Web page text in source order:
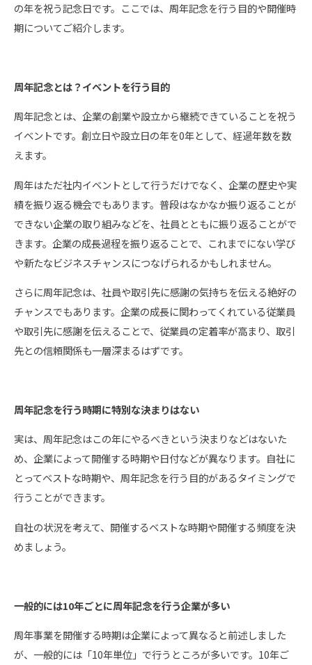
の年を祝う記念日です。ここでは、周年記念を行う目的や開催時
期についてご紹介します。
周年記念とは？イベントを行う目的
周年記念とは、企業の創業や設立から継続できていることを祝う
イベントです。創立日や設立日の年を0年として、経過年数を数
えます。
周年はただ社内イベントとして行うだけでなく、企業の歴史や実
績を振り返る機会でもあります。普段はなかなか振り返ることが
できない企業の取り組みなどを、社員とともに振り返ることがで
きます。企業の成長過程を振り返ることで、これまでにない学び
や新たなビジネスチャンスにつなげられるかもしれません。
さらに周年記念は、社員や取引先に感謝の気持ちを伝える絶好の
チャンスでもあります。企業の成長に関わってくれている従業員
や取引先に感謝を伝えることで、従業員の定着率が高まり、取引
先との信頼関係も一層深まるはずです。
周年記念を行う時期に特別な決まりはない
実は、周年記念はこの年にやるべきという決まりなどはないた
め、企業によって開催する時期や日付などが異なります。自社に
とってベストな時期や、周年記念を行う目的があるタイミングで
行うことができます。
自社の状況を考えて、開催するベストな時期や開催する頻度を決
めましょう。
一般的には10年ごとに周年記念を行う企業が多い
周年事業を開催する時期は企業によって異なると前述しました
が、一般的には「10年単位」で行うところが多いです。10年ご